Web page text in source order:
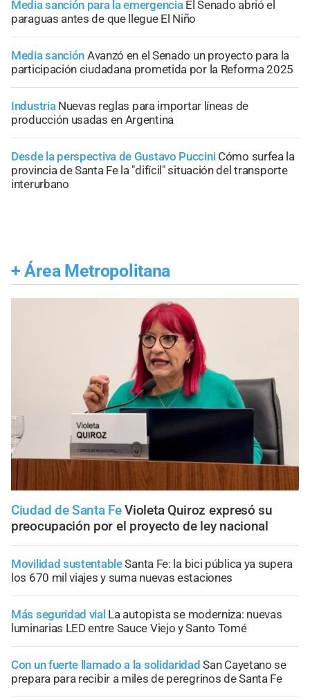
Media sanción para la emergencia El Senado abrió el
paraguas antes de que llegue El Niño
Media sanción Avanzó en el Senado un proyecto para la
participación ciudadana prometida por la Reforma 2025
Industria Nuevas reglas para importar líneas de
producción usadas en Argentina
Desde la perspectiva de Gustavo Puccini Cómo surfea la
provincia de Santa Fe la "difícil" situación del transporte
interurbano
+ Área Metropolitana
Ciudad de Santa Fe Violeta Quiroz expresó su
preocupación por el proyecto de ley nacional
Movilidad sustentableSanta Fe: la bici pública ya supera
los 670 mil viajes y suma nuevas estaciones
Más seguridad vial La autopista se moderniza: nuevas
luminarias LED entre Sauce Viejo y Santo Tomé
Con un fuerte llamado a la solidaridad San Cayetano se
prepara para recibir a miles de peregrinos de Santa Fe